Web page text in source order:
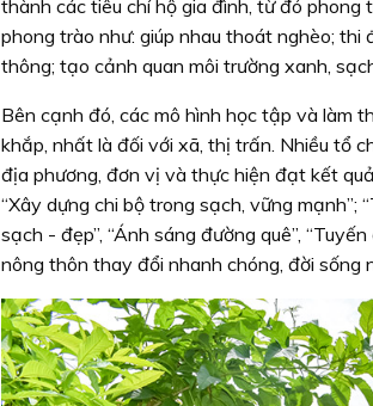
thành các tiêu chí hộ gia đình, từ đó
phong trào như: giúp nhau thoát nghèo; thi
thông; tạo cảnh quan môi trường xanh,
Bên cạnh đó, các mô hình học tập và làm
khắp, nhất là đối với xã, thị trấn. Nhiều tổ
địa phương, đơn vị và thực hiện đạt kết
“Xây dựng chi bộ trong sạch, vững mạnh”;
sạch - đẹp”, “Ánh sáng đường quê”,
nông thôn thay đổi nhanh chóng, đời sống